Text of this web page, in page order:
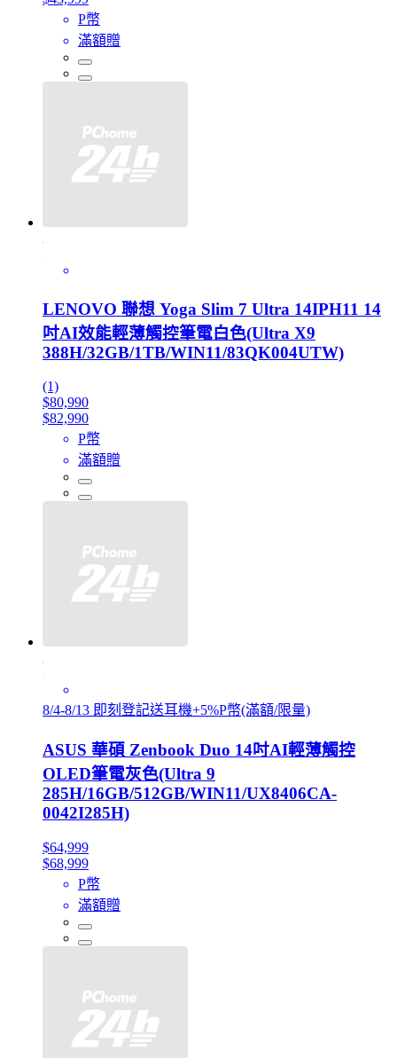
P幣
滿額贈
LENOVO 聯想 Yoga Slim 7 Ultra 14IPH11 14
吋AI效能輕薄觸控筆電白色(Ultra X9
388H/32GB/1TB/WIN11/83QK004UTW)
(1)
$80,990
$82,990
P幣
滿額贈
8/4-8/13 即刻登記送耳機+5%P幣(滿額/限量)
ASUS 華碩 Zenbook Duo 14吋AI輕薄觸控
OLED筆電灰色(Ultra 9
285H/16GB/512GB/WIN11/UX8406CA-
0042I285H)
$64,999
$68,999
P幣
滿額贈